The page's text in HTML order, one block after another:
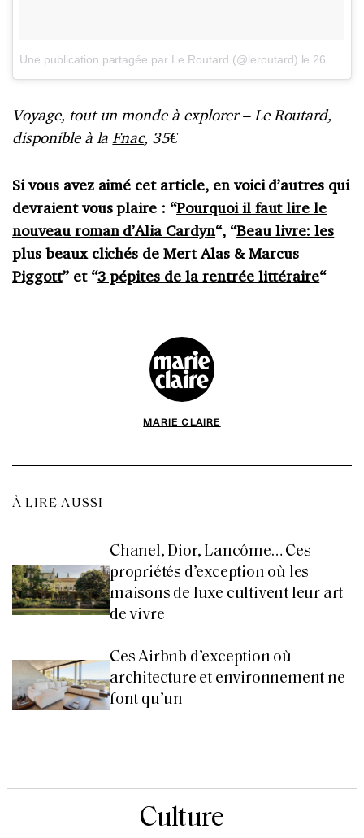
Une publication partagée par Le Routard (@leroutard) le 26 Oct. 2017 à 9 :07 PDT
Voyage, tout un monde à explorer – Le Routard,
disponible à laFnac, 35€
Si vous avez aimé cet article, en voici d’autres qui
devraient vous plaire : “Pourquoi il faut lire le
nouveau roman d’Alia Cardyn“, “Beau livre: les
plus beaux clichés de Mert Alas & Marcus
Piggott” et “3 pépites de la rentrée littéraire“
MARIE CLAIRE
À LIRE AUSSI
Chanel, Dior, Lancôme… Ces
propriétés d’exception où les
maisons de luxe cultivent leur art
de vivre
Ces Airbnb d’exception où
architecture et environnement ne
font qu’un
Culture